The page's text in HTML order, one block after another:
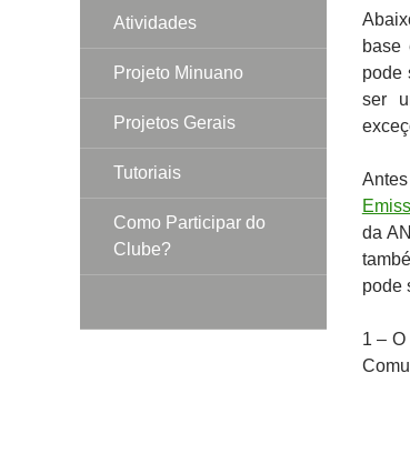
base
pode
ser
da
pode
1 –
Atividades
Projeto Minuano
Projetos Gerais
Tutoriais
Como Participar do
Clube?